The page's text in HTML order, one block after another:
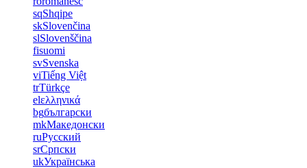
sqShqipe
skSlovenčina
slSlovenščina
fisuomi
svSvenska
viTiếng Việt
trTürkçe
elελληνικά
bgбългарски
mkМакедонски
ruРусский
srСрпски
ukУкраїнська